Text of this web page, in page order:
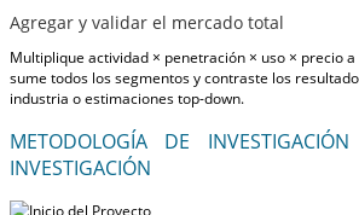
Agregar y validar el mercado total
Multiplique actividad × penetración × uso × precio
sume todos los segmentos y contraste los
industria o estimaciones top-down.
METODOLOGÍA DE
INVESTIGACIÓN